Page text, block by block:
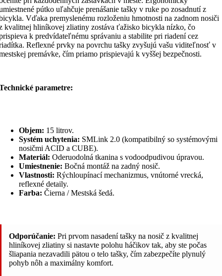
pútko uľahčuje prenášanie tašky v ruke po zosadnutí z
Vďaka premyslenému rozloženiu hmotnosti na zadnom nosiči
kvalitnej hliníkovej zliatiny zostáva ťažisko bicykla nízko, čo
k predvídateľnému správaniu a stabilite pri riadení cez
Reflexné prvky na povrchu tašky zvyšujú vašu viditeľnosť v
premávke, čím priamo prispievajú k vyššej bezpečnosti.
parametre:
Objem: 15 litrov.
Systém uchytenia: SMLink 2.0 (kompatibilný so systémovými
nosičmi ACID a CUBE).
Materiál: Oderuodolná tkanina s vodoodpudivou úpravou.
Umiestnenie: Bočná montáž na zadný nosič.
Vlastnosti: Rýchloupínací mechanizmus, vnútorné vrecká,
reflexné detaily.
Farba: Čierna / Mestská šedá.
Odporúčanie: Pri prvom nasadení tašky na nosič z kvalitnej
hliníkovej zliatiny si nastavte polohu háčikov tak, aby ste počas
šliapania nezavadili pätou o telo tašky, čím zabezpečíte plynulý
pohyb nôh a maximálny komfort.